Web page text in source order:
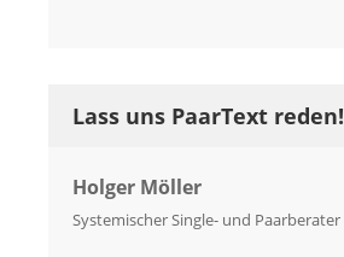
Lass uns PaarText reden!
Holger Möller
Systemischer Single- und Paarberater